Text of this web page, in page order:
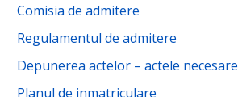
Comisia de admitere
Regulamentul de admitere
Depunerea actelor – actele necesare
Planul de inmatriculare